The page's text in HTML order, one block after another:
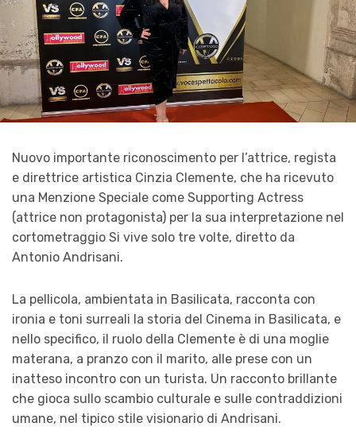
Nuovo importante riconoscimento per l’attrice, regista
e direttrice artistica Cinzia Clemente, che ha ricevuto
una Menzione Speciale come Supporting Actress
(attrice non protagonista) per la sua interpretazione nel
cortometraggio Si vive solo tre volte, diretto da
Antonio Andrisani.
La pellicola, ambientata in Basilicata, racconta con
ironia e toni surreali la storia del Cinema in Basilicata, e
nello specifico, il ruolo della Clemente è di una moglie
materana, a pranzo con il marito, alle prese con un
inatteso incontro con un turista. Un racconto brillante
che gioca sullo scambio culturale e sulle contraddizioni
umane, nel tipico stile visionario di Andrisani.